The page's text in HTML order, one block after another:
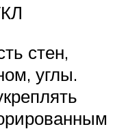
стен,
углы.